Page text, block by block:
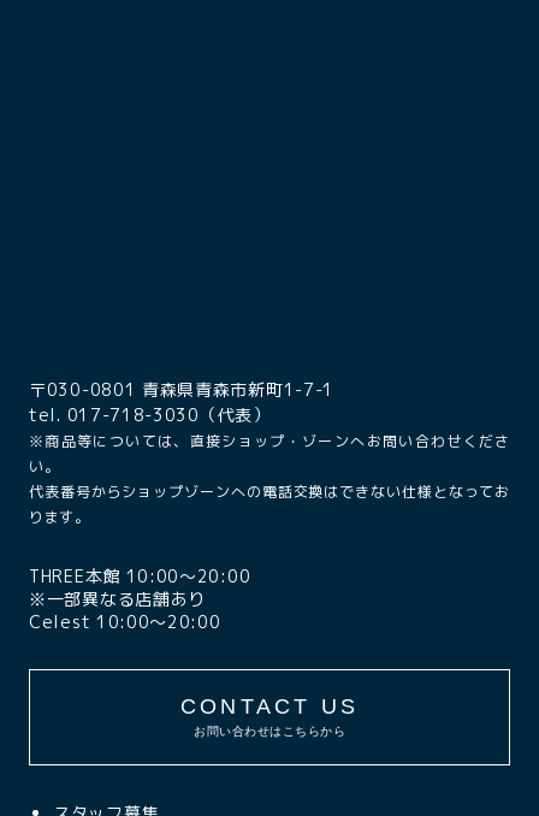
〒030-0801 青森県青森市新町1-7-1
tel. 017-718-3030（代表）
※商品等については、直接ショップ・ゾーンへお問い合わせくださ
い。
代表番号からショップゾーンへの電話交換はできない仕様となってお
ります。
THREE本館 10:00〜20:00
※一部異なる店舗あり
Celest 10:00〜20:00
CONTACT US
お問い合わせはこちらから